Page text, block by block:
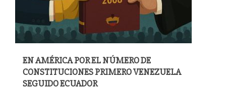
EN AMÉRICA POR EL NÚMERO DE
CONSTITUCIONES PRIMERO VENEZUELA
SEGUIDO ECUADOR